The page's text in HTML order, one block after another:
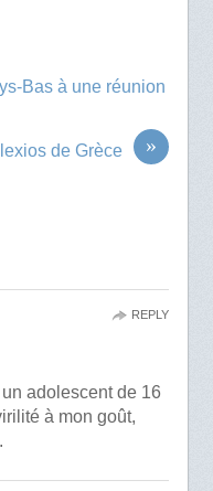
Bas à une réunion
»
de Grèce
adolescent de 16
à mon goût,
REPLY